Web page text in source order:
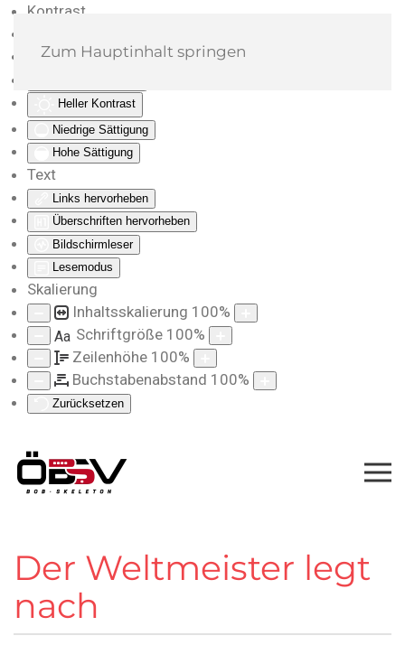
Kontrast
Monochrom
Heller Kontrast
Niedrige Sättigung
Hohe Sättigung
Text
Links hervorheben
Überschriften hervorheben
Bildschirmleser
Lesemodus
Skalierung
Inhaltsskalierung 100%
Aa Schriftgröße 100%
Zeilenhöhe 100%
Buchstabenabstand 100%
Zurücksetzen
Zum Hauptinhalt springen
Der Weltmeister legt
nach